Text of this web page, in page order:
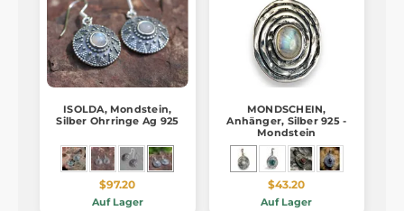
ISOLDA, Mondstein,
Silber Ohrringe Ag 925
$97.20
Auf Lager
MONDSCHEIN,
Anhänger, Silber 925 -
Mondstein
$43.20
Auf Lager